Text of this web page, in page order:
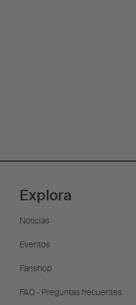
Explora
Noticias
Eventos
Fanshop
FAQ - Preguntas frecuentes